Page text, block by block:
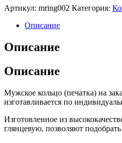
Артикул: mring002 Категория:
Описание
Описание
Описание
Мужское кольцо (печатка) на
изготавливается по
Изготовленное из
глянцевую, позволяют